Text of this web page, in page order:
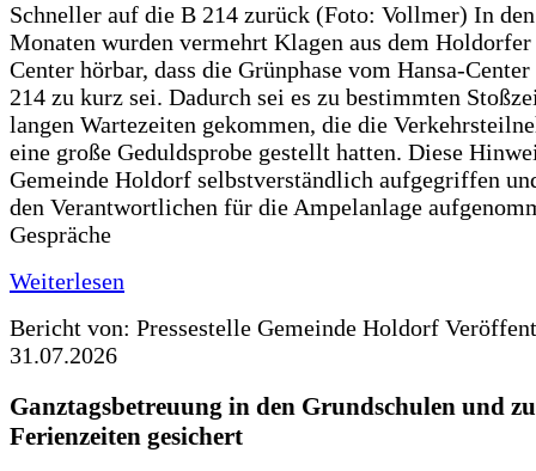
Schneller auf die B 214 zurück (Foto: Vollmer) In
Monaten wurden vermehrt Klagen aus dem Holdorfer
Center hörbar, dass die Grünphase vom Hansa-
214 zu kurz sei. Dadurch sei es zu bestimmten
langen Wartezeiten gekommen, die die
eine große Geduldsprobe gestellt hatten. Diese
Gemeinde Holdorf selbstverständlich aufgegriffen
den Verantwortlichen für die Ampelanlage
Gespräche
Weiterlesen
Bericht von: Pressestelle Gemeinde Holdorf
31.07.2026
Ganztagsbetreuung in den Grundschulen und
Ferienzeiten gesichert